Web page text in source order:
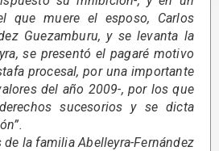
que muere el esposo, Carlos
Guezamburu, y se levanta la
se presentó el pagaré motivo
procesal, por una importante
del año 2009-, por los que
sucesorios y se dicta
la familia Abelleyra-Fernández